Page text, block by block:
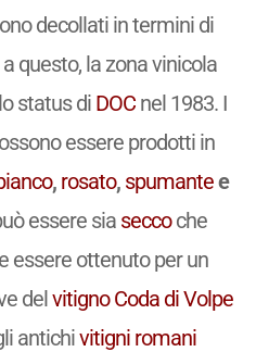
decollati in termini di
questo, la zona vinicola
status di DOCnel 1983. I
essere prodotti in
, rosato, spumantee
essere sia seccoche
essere ottenuto per un
delvitigno Coda di Volpe
antichivitigni romani